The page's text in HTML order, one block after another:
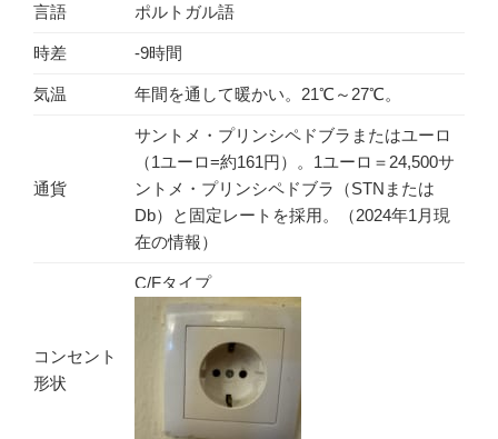
言語 ポルトガル語
時差 -9時間
気温 年間を通して暖かい。21℃～27℃。
通貨
サントメ・プリンシペドブラまたはユーロ
（1ユーロ=約161円）。1ユーロ＝24,500サ
ントメ・プリンシペドブラ（STNまたは
Db）と固定レートを採用。（2024年1月現
在の情報）
コンセント
形状
C/Fタイプ